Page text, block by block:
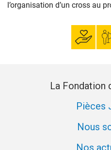
l’organisation d’un cross au
Faire un don
La Fondation
Pièces
Nous
Nos